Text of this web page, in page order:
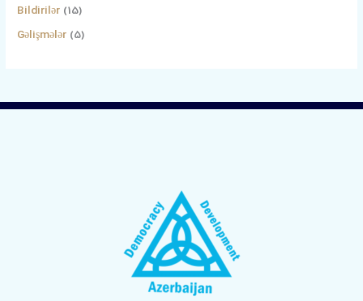
Bildirilər (15)
Gəlişmələr (5)